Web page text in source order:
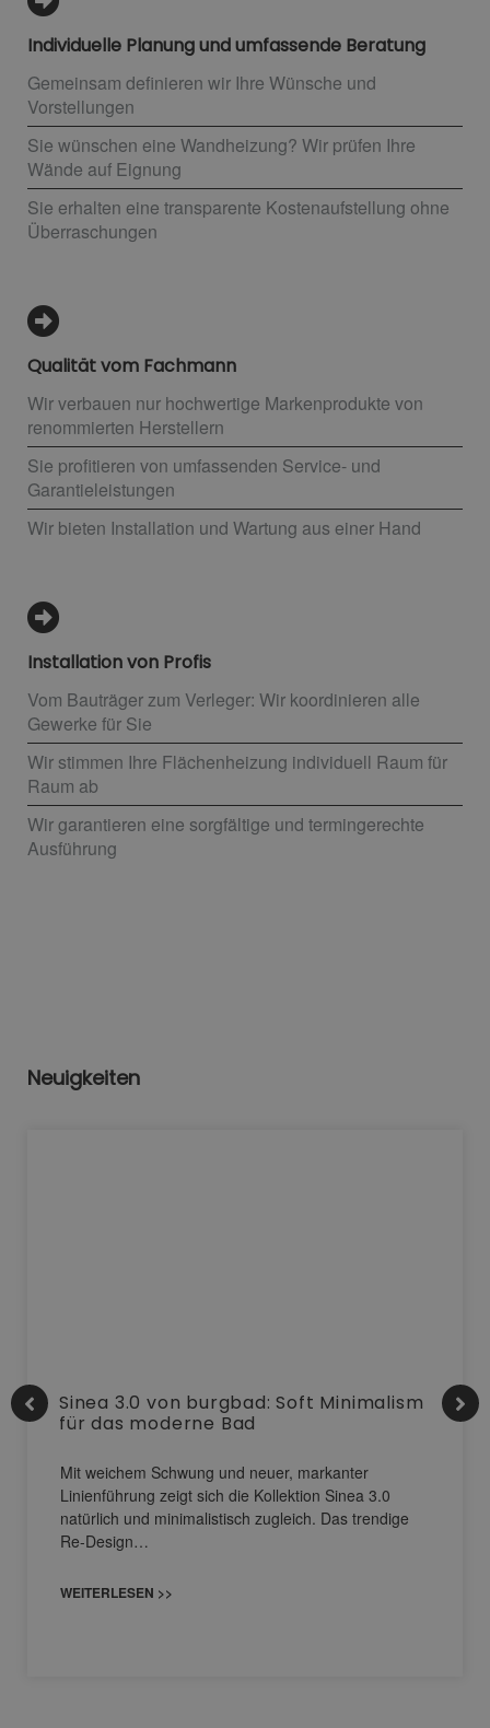
Individuelle Planung und umfassende Beratung
Gemeinsam definieren wir Ihre Wünsche und
Vorstellungen
Sie wünschen eine Wandheizung? Wir prüfen Ihre
Wände auf Eignung
Sie erhalten eine transparente Kostenaufstellung ohne
Überraschungen
Qualität vom Fachmann
Wir verbauen nur hochwertige Markenprodukte von
renommierten Herstellern
Sie profitieren von umfassenden Service- und
Garantieleistungen
Wir bieten Installation und Wartung aus einer Hand
Installation von Profis
Vom Bauträger zum Verleger: Wir koordinieren alle
Gewerke für Sie
Wir stimmen Ihre Flächenheizung individuell Raum für
Raum ab
Wir garantieren eine sorgfältige und termingerechte
Ausführung
Neuigkeiten
Sinea 3.0 von burgbad: Soft Minimalism
für das moderne Bad
Mit weichem Schwung und neuer, markanter
Linienführung zeigt sich die Kollektion Sinea 3.0
natürlich und minimalistisch zugleich. Das trendige
Re-Design…
WEITERLESEN >>